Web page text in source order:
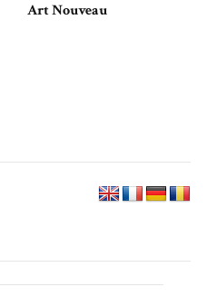
Art Nouveau